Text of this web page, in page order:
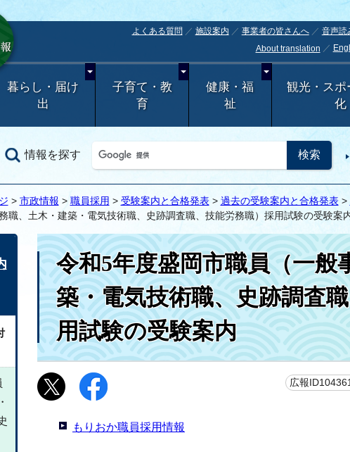
よくある質問 施設案内 事業者の皆さんへ 音声読
About translation
暮らし・届け
出
子育て・教
育
健康・福
祉
観光・スポ
化
情報を探す
> 市政情報 > 職員採用 > 受験案内と合格発表> 過去の受験案内と合格発表>
職、土木・建築・電気技術職、史跡調査職、技能労務職）採用試験の受験案
令和5年度盛岡市職員（一般
築・電気技術職、史跡調査
用試験の受験案内
広報
もりおか職員採用情報